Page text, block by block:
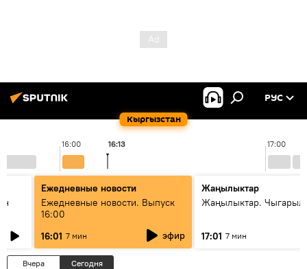
Кыргызстан
РУС
16:00 17:00
16:13
Ежедневные новости
Ежедневные новости. Выпуск
16:00
16:01 7 мин эфир
Жаңылыктар
Жаңылыктар.
17:01 7 мин
Вчера Сегодня